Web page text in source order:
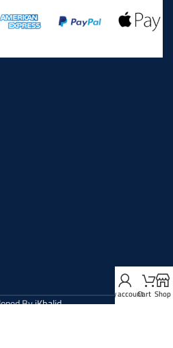
ByiKhalid
Shop
Cart
My account